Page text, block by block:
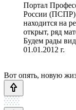
Портал
России (ПСПР)
находится на
открыт, ряд
Будем рады
01.01.2012 г.
Вот опять, новую